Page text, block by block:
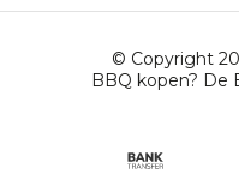
© Copyright
BBQ kopen? De